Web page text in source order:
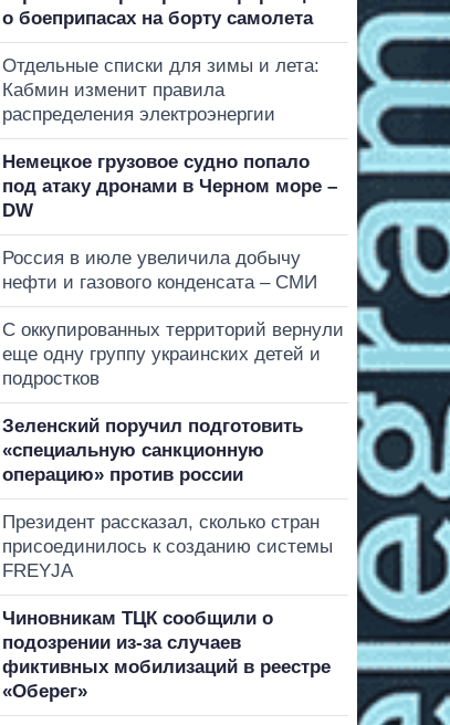
о боеприпасах на борту самолета
Отдельные списки для зимы и лета:
Кабмин изменит правила
распределения электроэнергии
Немецкое грузовое судно попало
под атаку дронами в Черном море –
DW
Россия в июле увеличила добычу
нефти и газового конденсата – СМИ
С оккупированных территорий вернули
еще одну группу украинских детей и
подростков
Зеленский поручил подготовить
«специальную санкционную
операцию» против россии
Президент рассказал, сколько стран
присоединилось к созданию системы
FREYJA
Чиновникам ТЦК сообщили о
подозрении из-за случаев
фиктивных мобилизаций в реестре
«Оберег»